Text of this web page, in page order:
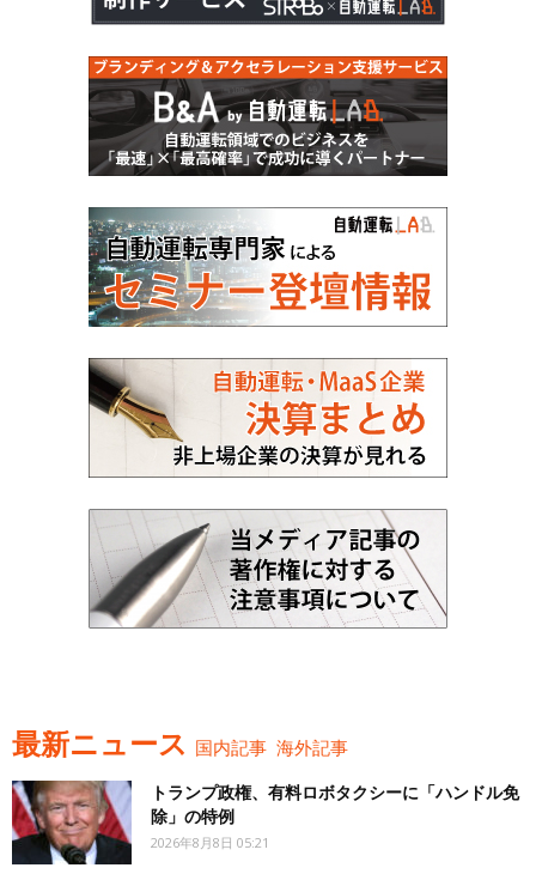
最新ニュース 国内記事 海外記事
トランプ政権、有料ロボタクシーに「ハンドル免
除」の特例
2026年8月8日 05:21